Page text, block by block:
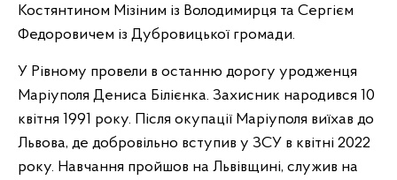
Костянтином Мізіним із Володимирця та Сергієм
Федоровичем із Дубровицької громади.
У Рівному провели в останню дорогу уродженця
Маріуполя Дениса Білієнка. Захисник народився 10
квітня 1991 року. Після окупації Маріуполя виїхав до
Львова, де добровільно вступив у ЗСУ в квітні 2022
року. Навчання пройшов на Львівщині, служив на